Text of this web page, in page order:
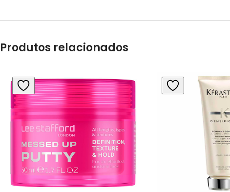
Produtos relacionados